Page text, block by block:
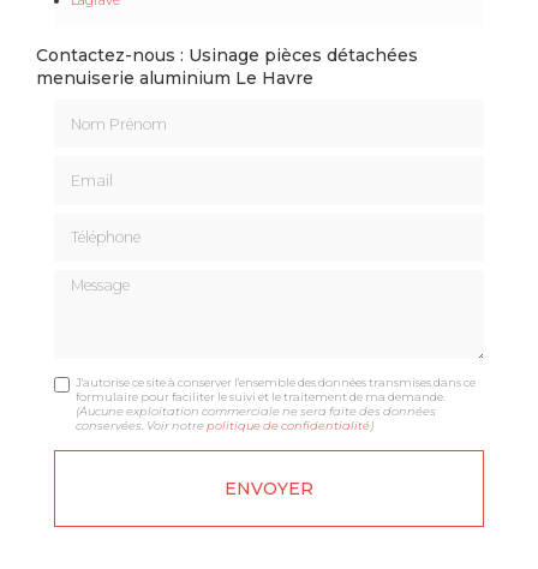
Contactez-nous : Usinage pièces détachées
menuiserie aluminium Le Havre
Message
J'autorise ce site à conserver l'ensemble des données transmises dans ce
formulaire pour faciliter le suivi et le traitement de ma demande.
(Aucune exploitation commerciale ne sera faite des données
conservées. Voir notrepolitique de confidentialité)